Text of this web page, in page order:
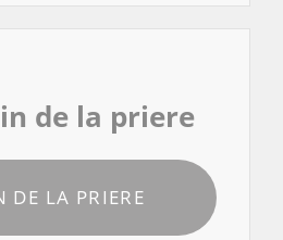
de la priere
DE LA PRIERE